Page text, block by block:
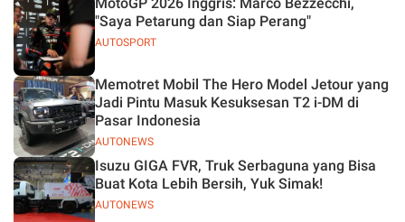
AUTOSPORT
"Saya Petarung dan Siap Perang"
AUTONEWS
Memotret Mobil The Hero Model Jetour yang
Jadi Pintu Masuk Kesuksesan T2 i-DM di
Pasar Indonesia
AUTONEWS
Isuzu GIGA FVR, Truk Serbaguna yang Bisa
Buat Kota Lebih Bersih, Yuk Simak!